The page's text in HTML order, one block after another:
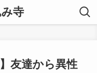
寺
友達から異性